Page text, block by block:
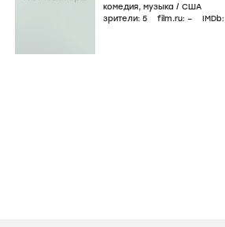
комедия, музыка / США
зрители: 5 film.ru: – IMDb: